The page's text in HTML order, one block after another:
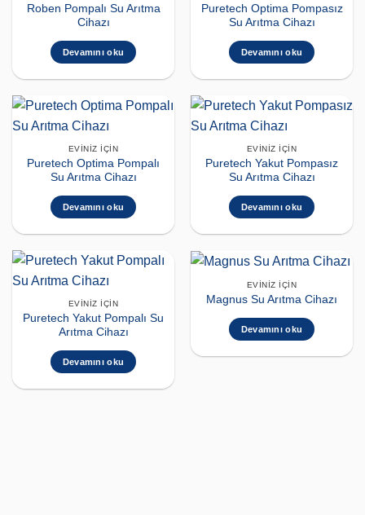
Roben Pompalı Su Arıtma
Cihazı
Devamını oku
Puretech Optima Pompasız
Su Arıtma Cihazı
Devamını oku
EVINIZ İÇIN
Puretech Optima Pompalı
Su Arıtma Cihazı
Devamını oku
EVINIZ İÇIN
Puretech Yakut Pompasız
Su Arıtma Cihazı
Devamını oku
EVINIZ İÇIN
Puretech Yakut Pompalı Su
Arıtma Cihazı
Devamını oku
EVINIZ İÇIN
Magnus Su Arıtma Cihazı
Devamını oku